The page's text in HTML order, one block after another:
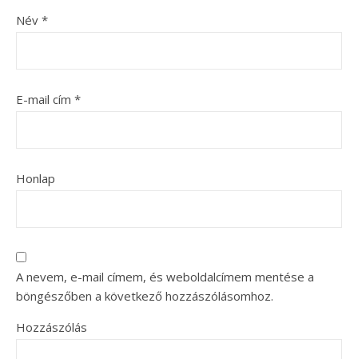
Név *
E-mail cím *
Honlap
A nevem, e-mail címem, és weboldalcímem mentése a
böngészőben a következő hozzászólásomhoz.
Hozzászólás